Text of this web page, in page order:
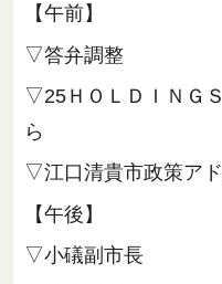
【午前】
▽答弁調整
▽25ＨＯＬＤＩＮＧ
ら
▽江口清貴市政策ア
【午後】
▽小礒副市長